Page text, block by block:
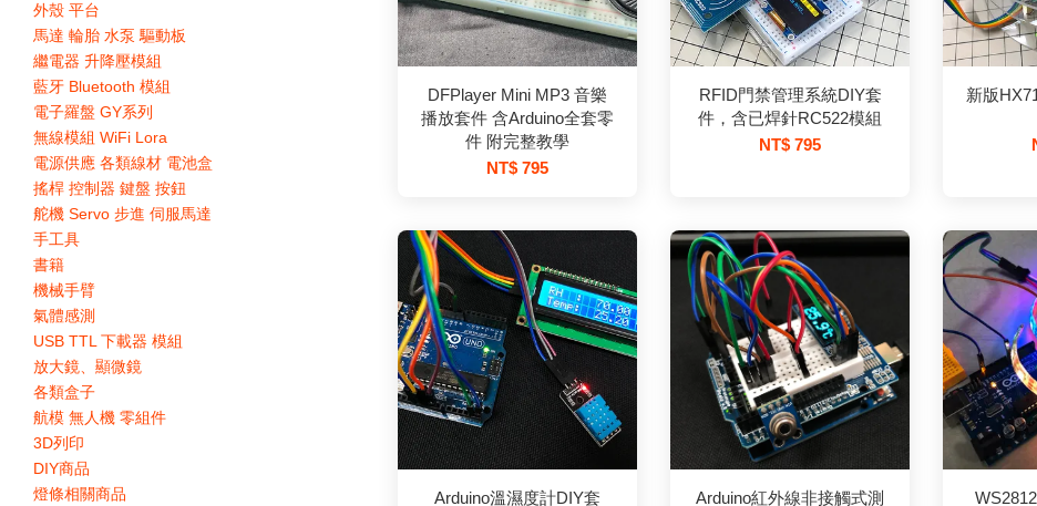
外殼 平台
馬達 輪胎 水泵 驅動板
繼電器 升降壓模組
藍牙 Bluetooth 模組
電子羅盤 GY系列
無線模組 WiFi Lora
電源供應 各類線材 電池盒
搖桿 控制器 鍵盤 按鈕
舵機 Servo 步進 伺服馬達
手工具
書籍
機械手臂
氣體感測
USB TTL 下載器 模組
放大鏡、顯微鏡
各類盒子
航模 無人機 零組件
3D列印
DIY商品
燈條相關商品
DFPlayer Mini MP3 音樂
播放套件 含Arduino全套零
件 附完整教學
NT$ 795
RFID門禁管理系統DIY套
件，含已焊針RC522模組
NT$ 795
新版
Arduino溫濕度計DIY套 Arduino紅外線非接觸式測